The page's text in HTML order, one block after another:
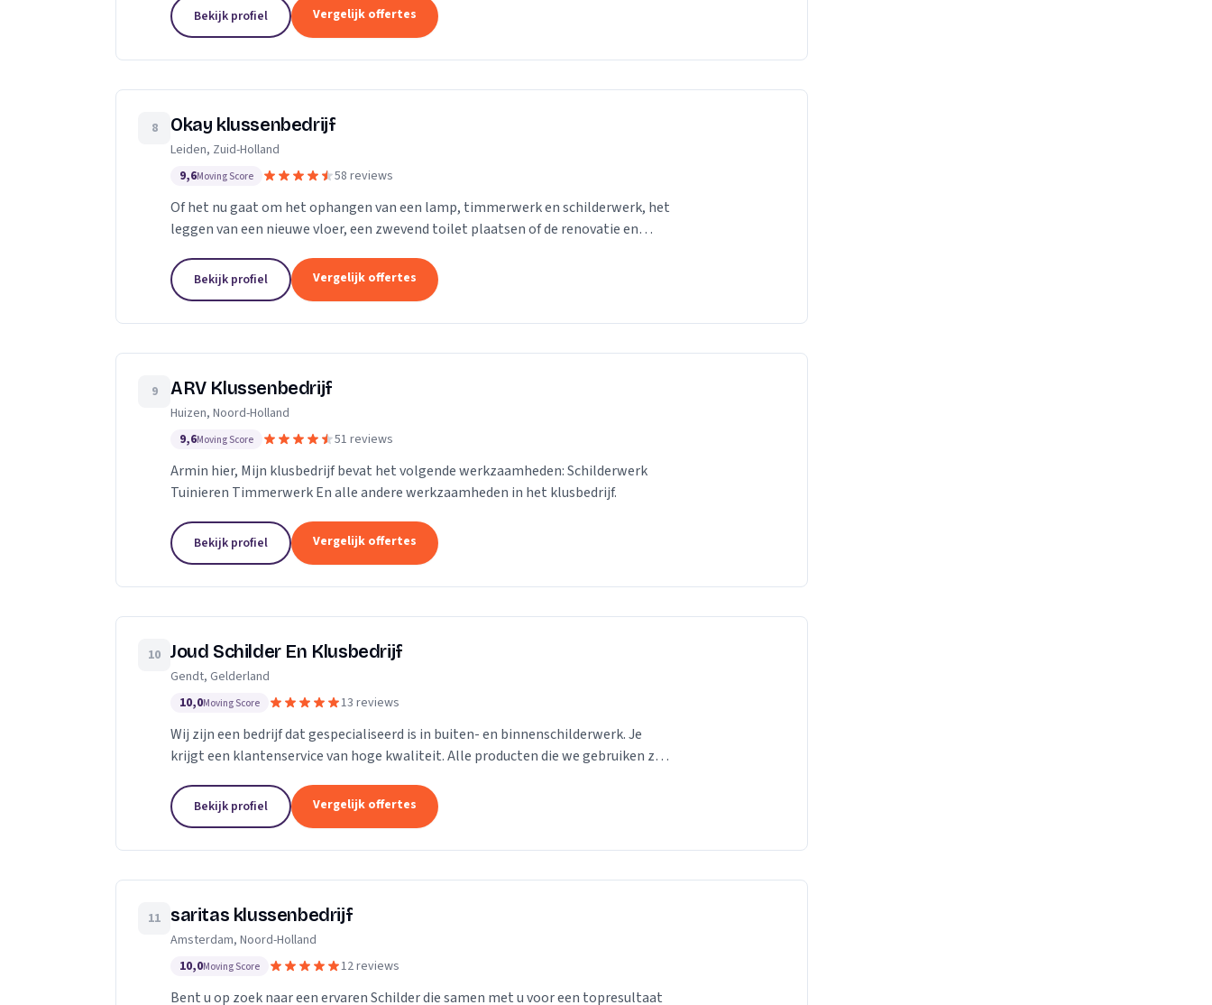
Bekijk profiel Vergelijk offertes
8 Okay klussenbedrijf
Leiden, Zuid-Holland
9,6Moving Score 58 reviews
Of het nu gaat om het ophangen van een lamp, timmerwerk en schilderwerk, het
leggen van een nieuwe vloer, een zwevend toilet plaatsen of de renovatie en
Bekijk profiel Vergelijk offertes
9 ARV Klussenbedrijf
Huizen, Noord-Holland
9,6Moving Score 51 reviews
Armin hier, Mijn klusbedrijf bevat het volgende werkzaamheden: Schilderwerk
Tuinieren Timmerwerk En alle andere werkzaamheden in het klusbedrijf.
Bekijk profiel Vergelijk offertes
10 Joud Schilder En Klusbedrijf
Gendt, Gelderland
10,0Moving Score 13 reviews
Wij zijn een bedrijf dat gespecialiseerd is in buiten- en binnenschilderwerk. Je
krijgt een klantenservice van hoge kwaliteit. Alle producten die we gebruiken zijn
Bekijk profiel Vergelijk offertes
11 saritas klussenbedrijf
Amsterdam, Noord-Holland
10,0Moving Score 12 reviews
Bent u op zoek naar een ervaren Schilder die samen met u voor een topresultaat